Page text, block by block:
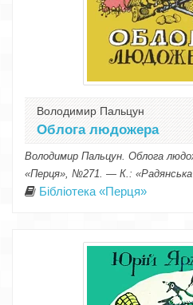
Володимир Пальцун
Облога людожера
Володимир Пальцун. Облога
«Перця», №271. — К.: «Радянська
Бібліотека «Перця»